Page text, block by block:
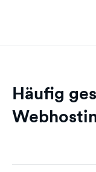
Häufig